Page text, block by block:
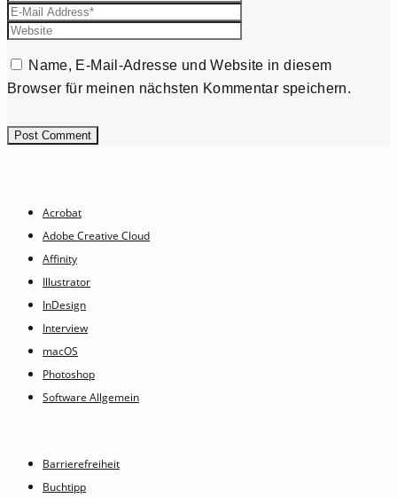
Name, E-Mail-Adresse und Website in diesem
Browser für meinen nächsten Kommentar speichern.
Acrobat
Adobe Creative Cloud
Affinity
Illustrator
InDesign
Interview
macOS
Photoshop
Software Allgemein
Barrierefreiheit
Buchtipp